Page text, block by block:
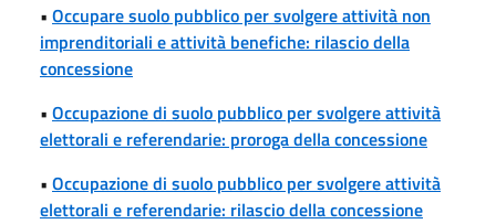
• Occupare suolo pubblico per svolgere attività non
imprenditoriali e attività benefiche: rilascio della
concessione
• Occupazione di suolo pubblico per svolgere attività
elettorali e referendarie: proroga della concessione
• Occupazione di suolo pubblico per svolgere attività
elettorali e referendarie: rilascio della concessione